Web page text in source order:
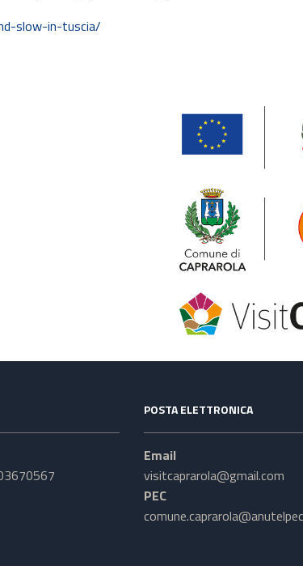
slow-in-tuscia/
POSTA ELETTRONICA
Email
visitcaprarola@gmail.com
PEC